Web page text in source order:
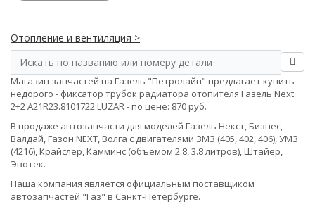
Отопление и вентиляция >
Магазин запчастей на Газель "Петролайн" предлагает купить
недорого - фиксатор трубок радиатора отопителя Газель Next
2+2 А21R23.8101722 LUZAR - по цене: 870 руб.
В продаже автозапчасти для моделей Газель Некст, Бизнес,
Валдай, Газон NEXT, Волга с двигателями ЗМЗ (405, 402, 406), УМЗ
(4216), Крайслер, Камминс (объемом 2.8, 3.8 литров), Штайер,
Эвотек.
Наша компания является официальным поставщиком
автозапчастей "Газ" в Санкт-Петербурге.